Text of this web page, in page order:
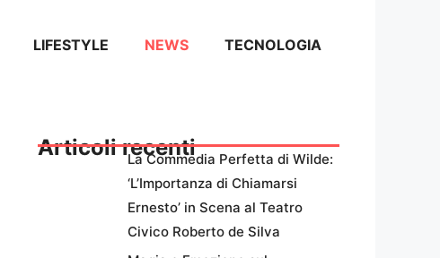
LIFESTYLE NEWS TECNOLOGIA
Articoli recentiLa Commedia Perfetta di Wilde:
‘L’Importanza di Chiamarsi
Ernesto’ in Scena al Teatro
Civico Roberto de Silva